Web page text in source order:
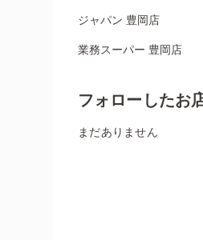
ジャパン 豊岡店
業務スーパー 豊岡店
フォローしたお
まだありません